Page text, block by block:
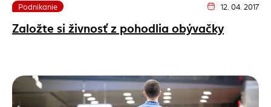
Podnikanie Dátum vydania
12. 04. 2017
Založte si živnosť z pohodlia obývačky